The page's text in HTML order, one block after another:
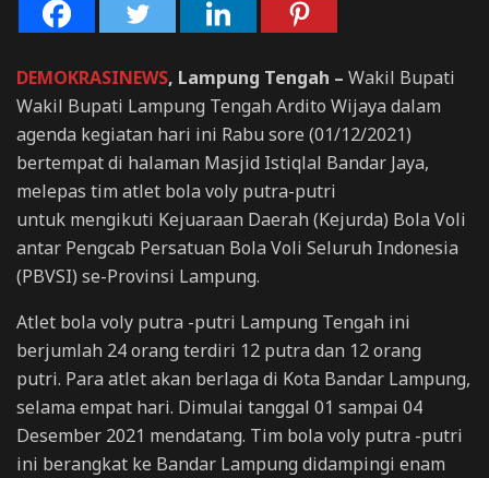
DEMOKRASINEWS, Lampung Tengah – Wakil Bupati
Wakil Bupati Lampung Tengah Ardito Wijaya dalam
agenda kegiatan hari ini Rabu sore (01/12/2021)
bertempat di halaman Masjid Istiqlal Bandar Jaya,
melepas tim atlet bola voly putra-putri
untuk mengikuti Kejuaraan Daerah (Kejurda) Bola Voli
antar Pengcab Persatuan Bola Voli Seluruh Indonesia
(PBVSI) se-Provinsi Lampung.
Atlet bola voly putra -putri Lampung Tengah ini
berjumlah 24 orang terdiri 12 putra dan 12 orang
putri. Para atlet akan berlaga di Kota Bandar Lampung,
selama empat hari. Dimulai tanggal 01 sampai 04
Desember 2021 mendatang. Tim bola voly putra -putri
ini berangkat ke Bandar Lampung didampingi enam